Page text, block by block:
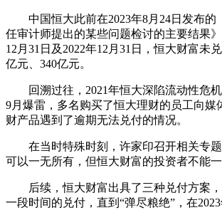
中国恒大此前在2023年8月24日发布的
任审计师提出的某些问题检讨的主要结果
12月31日及2022年12月31日，恒大财富未
亿元、340亿元。
回溯过往，2021年恒大深陷流动性危机
9月爆雷，多名购买了恒大理财的员工向媒
财产品遇到了逾期无法兑付的情况。
在当时特殊时刻，许家印召开相关专题
可以一无所有，但恒大财富的投资者不能
后续，恒大财富出具了三种兑付方案，
一段时间的兑付，直到“弹尽粮绝”，在